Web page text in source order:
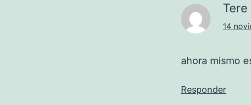
Tere
14
ahora mismo
Responder